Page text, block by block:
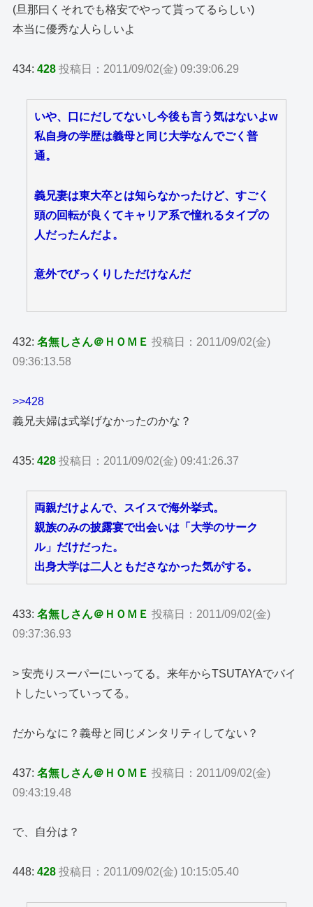
(旦那曰くそれでも格安でやって貰ってるらしい)
本当に優秀な人らしいよ
434:428 投稿日：2011/09/02(金) 09:39:06.29
いや、口にだしてないし今後も言う気はないよw
私自身の学歴は義母と同じ大学なんでごく普
通。
義兄妻は東大卒とは知らなかったけど、すごく
頭の回転が良くてキャリア系で憧れるタイプの
人だったんだよ。
意外でびっくりしただけなんだ
432:名無しさん＠ＨＯＭＥ 投稿日：2011/09/02(金)
09:36:13.58
>>428
義兄夫婦は式挙げなかったのかな？
435:428 投稿日：2011/09/02(金) 09:41:26.37
両親だけよんで、スイスで海外挙式。
親族のみの披露宴で出会いは「大学のサーク
ル」だけだった。
出身大学は二人ともださなかった気がする。
433:名無しさん＠ＨＯＭＥ 投稿日：2011/09/02(金)
09:37:36.93
> 安売りスーパーにいってる。来年からTSUTAYAでバイ
トしたいっていってる。
だからなに？義母と同じメンタリティしてない？
437:名無しさん＠ＨＯＭＥ 投稿日：2011/09/02(金)
09:43:19.48
で、自分は？
448:428 投稿日：2011/09/02(金) 10:15:05.40